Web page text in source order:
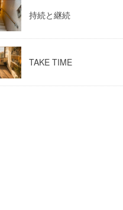
持続と継続
TAKE TIME